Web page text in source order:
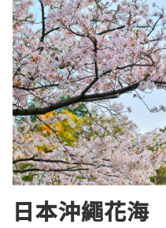
日本沖繩花海